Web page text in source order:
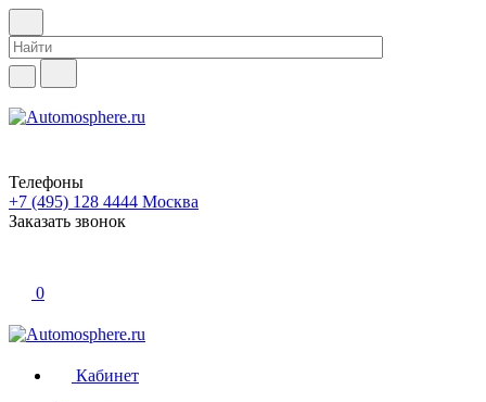
Телефоны
+7 (495) 128 4444 Москва
Заказать звонок
0
Кабинет